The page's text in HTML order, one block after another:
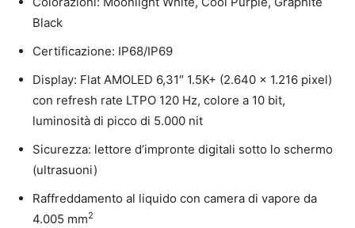
Black
Certificazione: IP68/IP69
Display: Flat AMOLED 6,31″ 1.5K+ (2.640 x 1.216 pixel)
con refresh rate LTPO 120 Hz, colore a 10 bit,
luminosità di picco di 5.000 nit
Sicurezza: lettore d’impronte digitali sotto lo schermo
(ultrasuoni)
Raffreddamento al liquido con camera di vapore da
4.005 mm2